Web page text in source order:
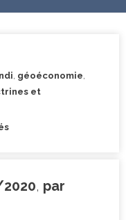
géoéconomie
et
, par